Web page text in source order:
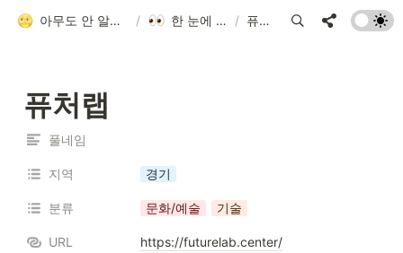
아무도 안 알려줘서 만든 청소년 네트워크 가이드 / 한 눈에 모아보기 / 퓨처랩
퓨처랩
풀네임
지역 경기
분류 문화/예술 기술
URL https://futurelab.center/